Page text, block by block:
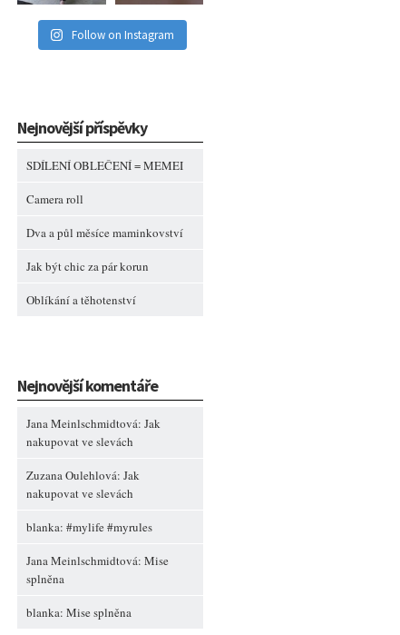
Follow on Instagram
Nejnovější příspěvky
SDÍLENÍ OBLEČENÍ = MEMEI
Camera roll
Dva a půl měsíce maminkovství
Jak být chic za pár korun
Oblíkání a těhotenství
Nejnovější komentáře
Jana Meinlschmidtová: Jak
nakupovat ve slevách
Zuzana Oulehlová: Jak
nakupovat ve slevách
blanka: #mylife #myrules
Jana Meinlschmidtová: Mise
splněna
blanka: Mise splněna